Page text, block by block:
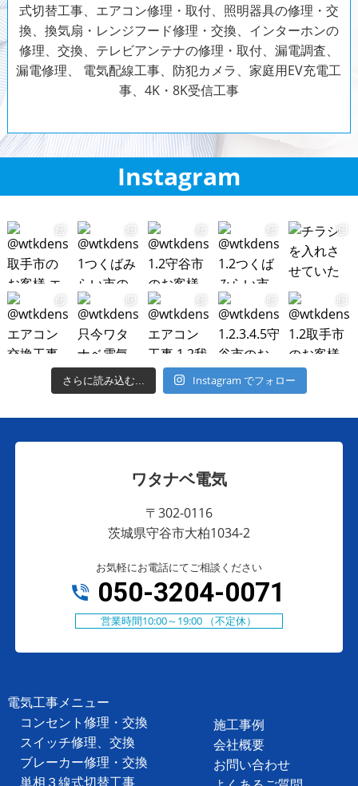
式切替工事、エアコン修理・取付、照明器具の修理・交
換、換気扇・レンジフード修理・交換、インターホンの
修理、交換、テレビアンテナの修理・取付、漏電調査、
漏電修理、 電気配線工事、防犯カメラ、家庭用EV充電工
事、 4K・8K受信工事
Instagram
さらに読み込む... Instagram でフォロー
ワタナベ電気
〒302-0116
茨城県守谷市大柏1034-2
お気軽にお電話にてご相談ください
050-3204-0071
営業時間10:00～19:00 （不定休）
電気工事メニュー
コンセント修理・交換
スイッチ修理、交換
ブレーカー修理・交換
単相３線式切替工事
施工事例
会社概要
お問い合わせ